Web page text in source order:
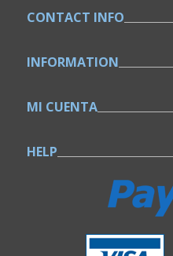
CONTACT INFO
INFORMATION
MI CUENTA
HELP